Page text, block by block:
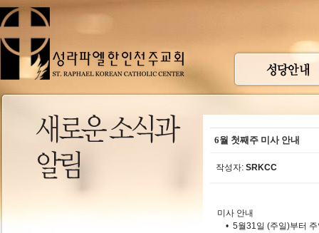
6월 첫째주 미사 안내
작성자: SRKCC
미사 안내
• 5월31일 (주일)부터 주